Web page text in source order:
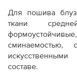
Для пошива
ткани
сминаемостью,
составе.